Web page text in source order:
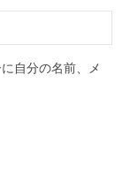
自分の名前、メ